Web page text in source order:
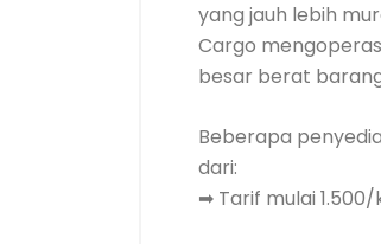
yang jauh lebih
Cargo
besar berat
Beberapa
dari:
➡ Tarif mulai